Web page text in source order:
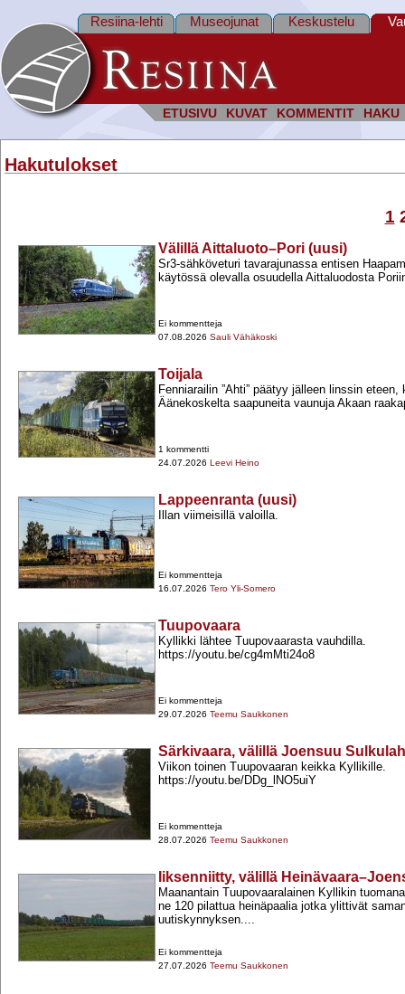
ETUSIVU KUVAT KOMMENTIT HAKU
Resiina-lehti Museojunat Keskustelu
Hakutulokset
1
Välillä Aittaluoto–Pori (uusi)
Sr3-​sähköveturi tavarajunassa entisen
käytössä olevalla osuudella Aittaluodosta
Ei kommentteja
07.08.2026 Sauli Vähäkoski
Toijala
Fenniarailin ”Ahti” päätyy jälleen linssin
Äänekoskelta saapuneita vaunuja Akaan
1 kommentti
24.07.2026 Leevi Heino
Lappeenranta (uusi)
Illan viimeisillä valoilla.
Ei kommentteja
16.07.2026 Tero Yli-Somero
Tuupovaara
Kyllikki lähtee Tuupovaarasta vauhdilla.
https://youtu.be/cg4mMti24o8
Ei kommentteja
29.07.2026 Teemu Saukkonen
Särkivaara, välillä Joensuu
Viikon toinen Tuupovaaran keikka Kyllikille.
https://youtu.be/DDg_lNO5uiY
Ei kommentteja
28.07.2026 Teemu Saukkonen
Iiksenniitty, välillä
Maanantain Tuupovaaralainen Kyllikin
ne 120 pilattua heinäpaalia jotka ylittivät
uutiskynnyksen....
Ei kommentteja
27.07.2026 Teemu Saukkonen